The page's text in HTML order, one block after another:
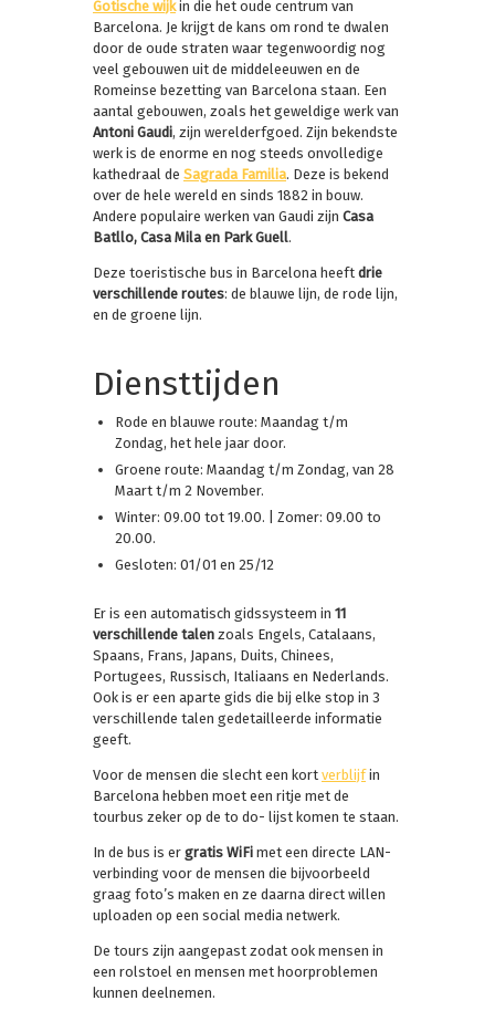
Gotische wijkin die het oude centrum van
Barcelona. Je krijgt de kans om rond te dwalen
door de oude straten waar tegenwoordig nog
veel gebouwen uit de middeleeuwen en de
Romeinse bezetting van Barcelona staan. Een
aantal gebouwen, zoals het geweldige werk van
Antoni Gaudi, zijn werelderfgoed. Zijn bekendste
werk is de enorme en nog steeds onvolledige
kathedraal de Sagrada Familia. Deze is bekend
over de hele wereld en sinds 1882 in bouw.
Andere populaire werken van Gaudi zijn Casa
Batllo, Casa Mila en Park Guell.
Deze toeristische bus in Barcelona heeft drie
verschillende routes: de blauwe lijn, de rode lijn,
en de groene lijn.
Diensttijden
Rode en blauwe route: Maandag t/m
Zondag, het hele jaar door.
Groene route: Maandag t/m Zondag, van 28
Maart t/m 2 November.
Winter: 09.00 tot 19.00. | Zomer: 09.00 to
20.00.
Gesloten: 01/01 en 25/12
Er is een automatisch gidssysteem in 11
verschillende talen zoals Engels, Catalaans,
Spaans, Frans, Japans, Duits, Chinees,
Portugees, Russisch, Italiaans en Nederlands.
Ook is er een aparte gids die bij elke stop in 3
verschillende talen gedetailleerde informatie
geeft.
Voor de mensen die slecht een kort verblijfin
Barcelona hebben moet een ritje met de
tourbus zeker op de to do- lijst komen te staan.
In de bus is er gratis WiFi met een directe LAN-
verbinding voor de mensen die bijvoorbeeld
graag foto’s maken en ze daarna direct willen
uploaden op een social media netwerk.
De tours zijn aangepast zodat ook mensen in
een rolstoel en mensen met hoorproblemen
kunnen deelnemen.